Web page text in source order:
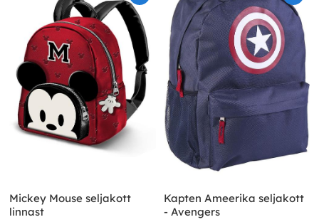
Mickey Mouse seljakott
linnast
Kapten Ameerika seljakott
- Avengers